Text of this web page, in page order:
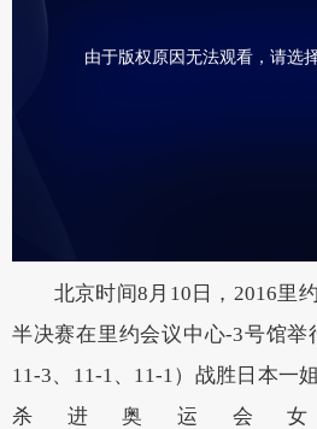
由于版权原因无法观看，请选
北京时间8月10日，2016里约
半决赛在里约会议中心-3号馆举
11-3、11-1、11-1）战胜日本一
杀进奥运会